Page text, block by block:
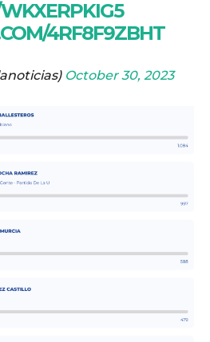
4RF8F9ZBHT
October 30, 2023